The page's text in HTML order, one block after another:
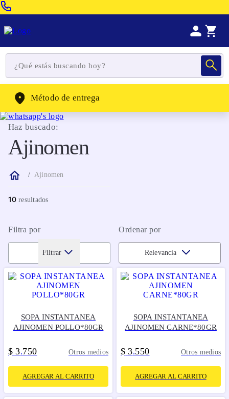
WhatsApp: (302) 262-4104
Método de entrega
Haz buscado:
Ajinomen
Ajinomen
10
Filtra por Ordenar por
Filtrar Relevancia
SOPA INSTANTANEA
AJINOMEN POLLO*80GR
$ 3.750 Otros medios
AGREGAR AL CARRITO
SOPA INSTANTANEA
AJINOMEN CARNE*80GR
$ 3.550 Otros medios
AGREGAR AL CARRITO